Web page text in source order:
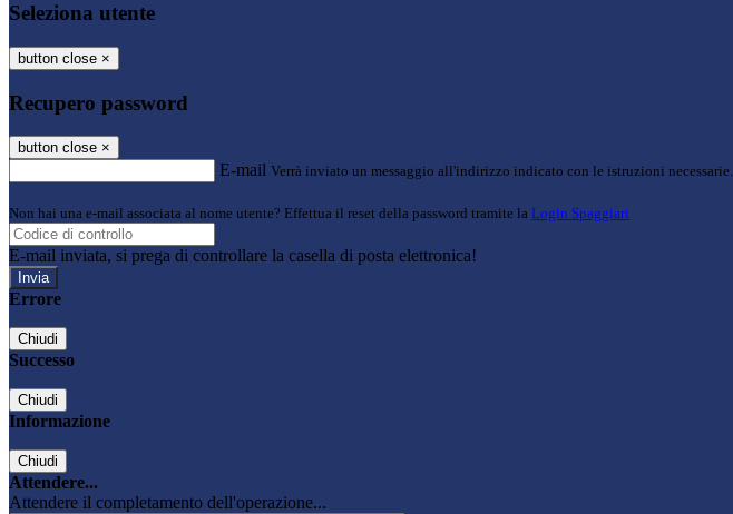
Seleziona utente
button close ×
Recupero password
button close ×
E-mail Verrà inviato un messaggio all'indirizzo indicato con le istruzioni necessarie.
Non hai una e-mail associata al nome utente? Effettua il reset della password tramite la Login Spaggiari
E-mail inviata, si prega di controllare la casella di posta elettronica!
Errore
Chiudi
Successo
Chiudi
Informazione
Chiudi
Attendere...
Attendere il completamento dell'operazione...